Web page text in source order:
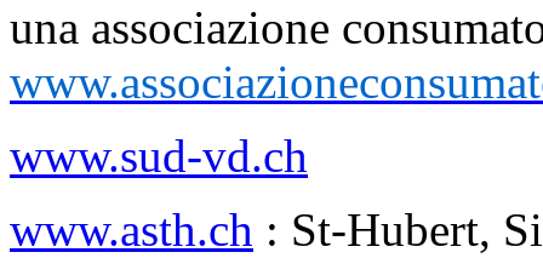
una associazione
www.sud-vd.ch
www.asth.ch : St-Hubert,